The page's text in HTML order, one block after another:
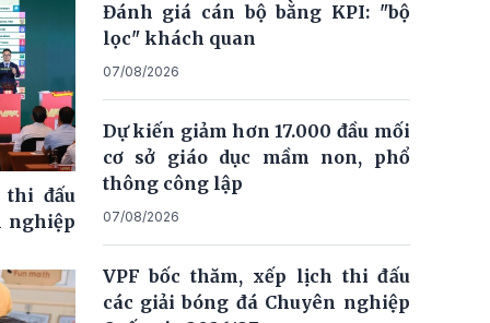
thi đấu
nghiệp
Đánh giá cán bộ bằng KPI: "bộ
lọc" khách quan
07/08/2026
Dự kiến giảm hơn 17.000 đầu mối
cơ sở giáo dục mầm non, phổ
thông công lập
07/08/2026
VPF bốc thăm, xếp lịch thi đấu
các giải bóng đá Chuyên nghiệp